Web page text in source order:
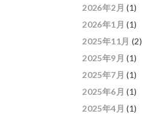
2026年2月 (1)
2026年1月 (1)
2025年11月 (2)
2025年9月 (1)
2025年7月 (1)
2025年6月 (1)
2025年4月 (1)